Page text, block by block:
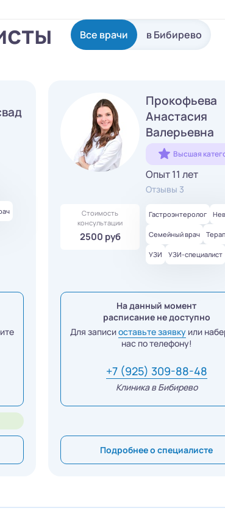
Все врачи в Бибирево
Прокофьева
Анастасия
Валерьевна
Высшая
Опыт 11 лет
Отзывы 3
Стоимость
консультации
2500 руб
Гастроэнтеролог
Семейный врач
УЗИ УЗИ-специалист
На данный момент
расписание не доступно
Для записиоставьте заявку или
нас по телефону!
+7 (925) 309-88-48
Клиника в Бибирево
Подробнее о специалисте